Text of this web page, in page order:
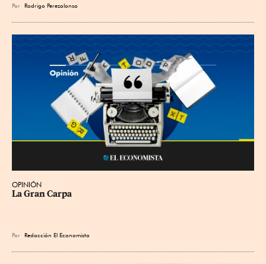
Por Rodrigo Perezalonso
OPINIÓN
La Gran Carpa
Por Redacción El Economista